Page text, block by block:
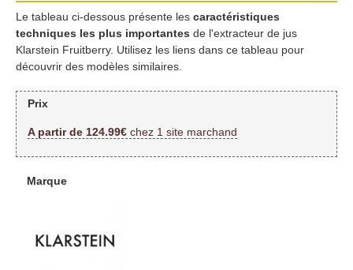
Le tableau ci-dessous présente les caractéristiques
techniques les plus importantes de l'extracteur de jus
Klarstein Fruitberry. Utilisez les liens dans ce tableau pour
découvrir des modèles similaires.
Prix
A partir de 124.99€chez 1 site marchand
Marque